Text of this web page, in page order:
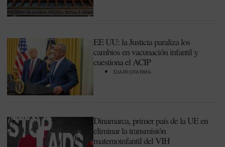
EE UU: la Justicia paraliza los
cambios en vacunación infantil y
cuestiona el ACIP
DIARIOFARMA
Dinamarca, primer país de la UE en
eliminar la transmisión
maternoinfantil del VIH